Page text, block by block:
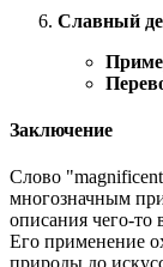
Славный
Заключение
Слово
многозначным
описания чего-то
Его применение
природы до